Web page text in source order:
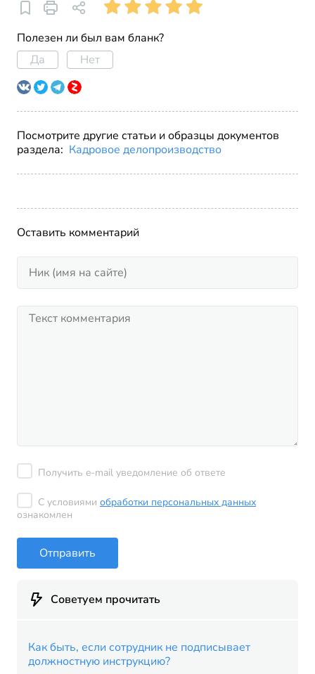
Полезен ли был вам бланк?
Да
Нет
Посмотрите другие статьи и образцы документов
раздела: Кадровое делопроизводство
Оставить комментарий
Получить e-mail уведомление об ответе
С условиями обработки персональных данных
ознакомлен
Отправить
Советуем прочитать
Как быть, если сотрудник не подписывает
должностную инструкцию?